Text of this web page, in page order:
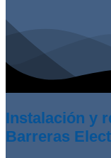
Instalación y
Barreras